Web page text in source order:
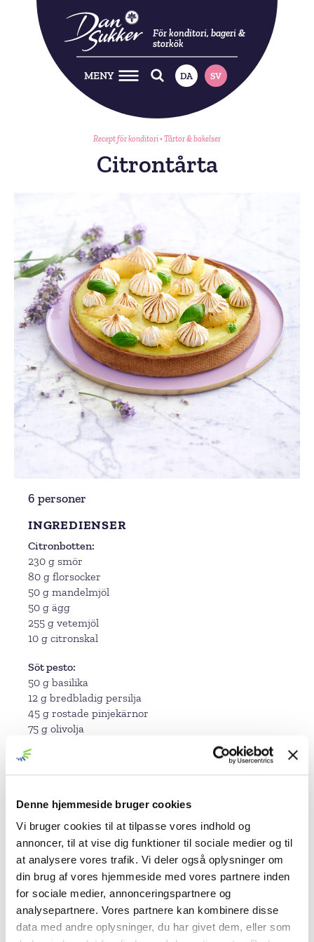
Denne hjemmeside bruger cookies
Vi bruger cookies til at tilpasse vores indhold og
annoncer, til at vise dig funktioner til sociale medier og til
at analysere vores trafik. Vi deler også oplysninger om
din brug af vores hjemmeside med vores partnere inden
for sociale medier, annonceringspartnere og
analysepartnere. Vores partnere kan kombinere disse
data med andre oplysninger, du har givet dem, eller som
För konditori, bageri &
storkök
MENY DA SV
Recept för konditori•Tårtor & bakelser
Citrontårta
6 personer
INGREDIENSER
Citronbotten
230 g smör
80 g florsocker
50 g mandelmjöl
50 g ägg
255 g vetemjöl
10 g citronskal
Söt pesto
50 g basilika
12 g bredbladig persilja
45 g rostade pinjekärnor
75 g olivolja
Citroncrème med basilika
120 g ägg
95 g citronsaft
185 g socker
4 g gelatinpulver
20 g kallt vatten
2 g citronskal
5 g basilika
Inlagda citronfiléer